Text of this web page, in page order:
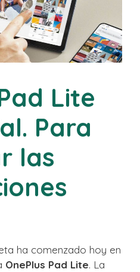
Lite
Para
las
ha comenzado hoy en
OnePlus Pad Lite. La